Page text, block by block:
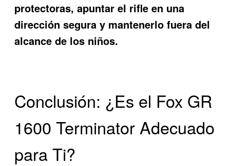
protectoras, apuntar el rifle en una
dirección segura y mantenerlo fuera del
alcance de los niños.
Conclusión: ¿Es el Fox GR
1600 Terminator Adecuado
para Ti?